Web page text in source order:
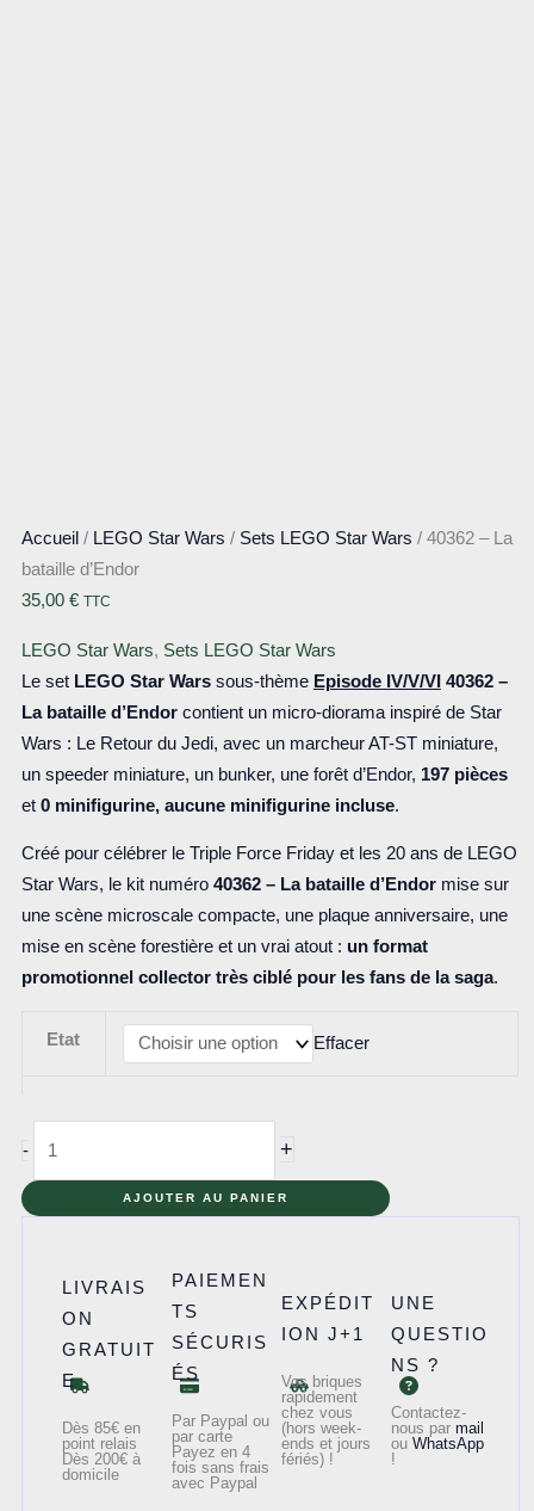
Accueil / LEGO Star Wars / Sets LEGO Star Wars / 40362 – La
bataille d’Endor
35,00 € TTC
LEGO Star Wars, Sets LEGO Star Wars
Le set LEGO Star Warssous-thème Episode IV/V/VI 40362 –
La bataille d’Endorcontient un micro-diorama inspiré de Star
Wars : Le Retour du Jedi, avec un marcheur AT-ST miniature,
un speeder miniature, un bunker, une forêt d’Endor, 197 pièces
et 0 minifigurine, aucune minifigurine incluse.
Créé pour célébrer le Triple Force Friday et les 20 ans de LEGO
Star Wars, le kit numéro 40362 – La bataille d’Endormise sur
une scène microscale compacte, une plaque anniversaire, une
mise en scène forestière et un vrai atout : un format
promotionnel collector très ciblé pour les fans de la saga.
Etat Effacer
-
bataille
d'Endor
+
AJOUTER AU PANIER
LIVRAIS
ON
GRATUIT
E
Dès 85€ en
point relais
Dès 200€ à
domicile
PAIEMEN
TS
SÉCURIS
ÉS
Par Paypal ou
par carte
Payez en 4
fois sans frais
avec Paypal
EXPÉDIT
ION J+1
Vos briques
rapidement
chez vous
(hors week-
ends et jours
fériés) !
UNE
QUESTIO
NS ?
Contactez-
nous par mail
ou WhatsApp
!